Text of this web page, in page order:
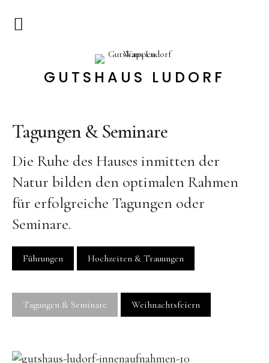
GUTSHAUS LUDORF
Start
Gastgeber
Historie
Hotel
Zimmer
Apartments
Zusatzleistungen
Restaurant
Öffnungszeiten
Tagungen & Seminare
Die Ruhe des Hauses inmitten der
Natur bilden den optimalen Rahmen
für erfolgreiche Tagungen oder
Seminare.
Führungen Hochzeiten & Trauungen
Tagungen & Seminare Weihnachtsfeiern